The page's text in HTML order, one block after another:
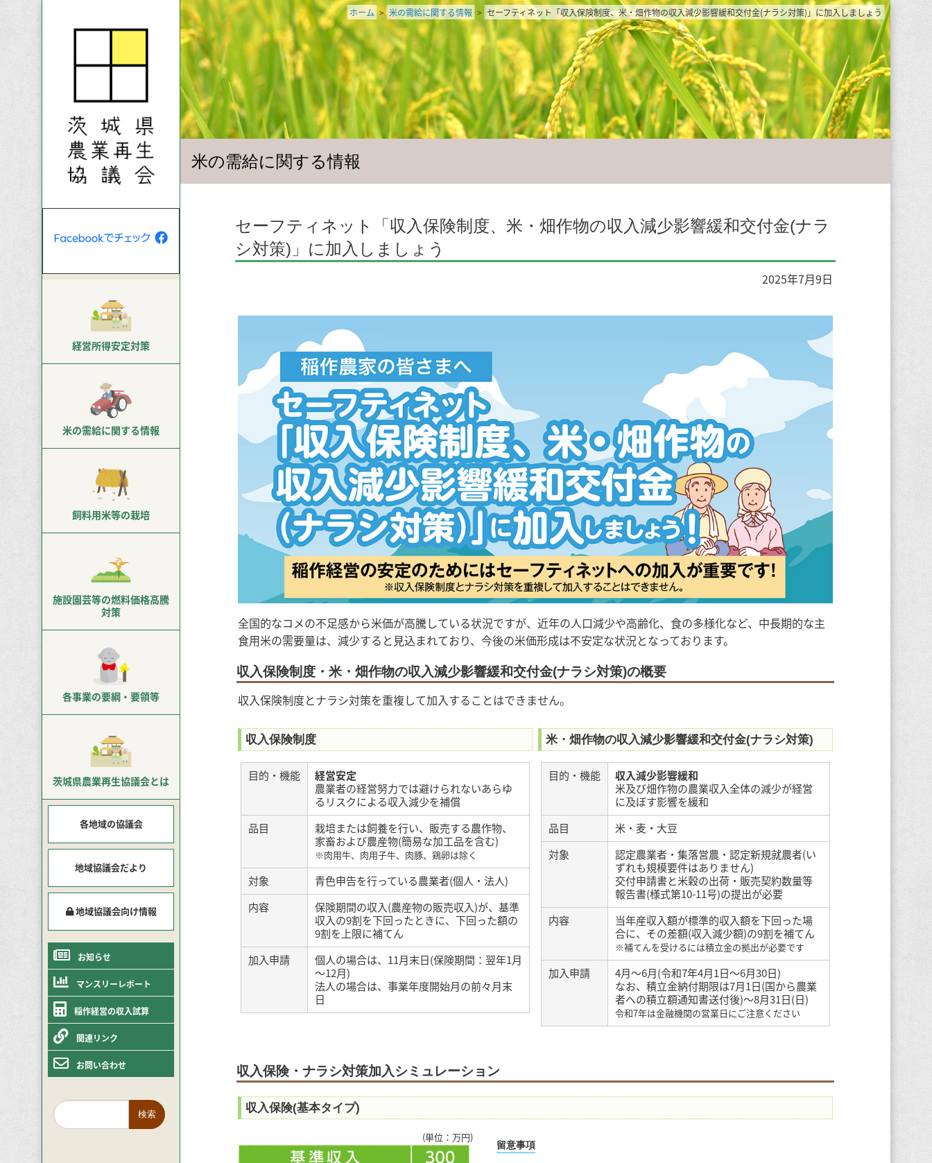
経営所得安定対策
米の需給に関する情報
飼料用米等の栽培
施設園芸等の燃料価格高騰
対策
各事業の要綱・要領等
茨城県農業再生協議会とは
各地域の協議会
地域協議会だより
地域協議会向け情報
お知らせ
マンスリーレポート
稲作経営の収入試算
関連リンク
お問い合わせ
ホーム > 米の需給に関する情報 > セーフティネット「収入保険制度、米・畑作物の収入減少影響緩和交付金(ナラシ対策)」に加入しましょう
米の需給に関する情報
セーフティネット「収入保険制度、米・畑作物の収入減少影響緩和交付金(ナラ
シ対策)」に加入しましょう
2025年7月9日
全国的なコメの不足感から米価が高騰している状況ですが、近年の人口減少や高齢化、食の多様化など、中長期的な主
食用米の需要量は、減少すると見込まれており、今後の米価形成は不安定な状況となっております。
収入保険制度・米・畑作物の収入減少影響緩和交付金(ナラシ対策)の概要
収入保険制度とナラシ対策を重複して加入することはできません。
収入保険制度
目的・機能
経営安定
農業者の経営努力では避けられないあらゆ
るリスクによる収入減少を補償
品目
栽培または飼養を行い、販売する農作物、
家畜および農産物(簡易な加工品を含む)
※肉用牛、肉用子牛、肉豚、鶏卵は除く
対象
青色申告を行っている農業者(個人・法人)
内容
保険期間の収入(農産物の販売収入)が、基準
収入の9割を下回ったときに、下回った額の
9割を上限に補てん
加入申請
個人の場合は、11月末日(保険期間：翌年1月
～12月)
法人の場合は、事業年度開始月の前々月末
日
米・畑作物の収入減少影響緩和交付金(ナラシ対策)
目的・機能
収入減少影響緩和
米及び畑作物の農業収入全体の減少が経営
に及ぼす影響を緩和
品目
米・麦・大豆
対象
認定農業者・集落営農・認定新規就農者(い
ずれも規模要件はありません)
交付申請書と米穀の出荷・販売契約数量等
報告書(様式第10-11号)の提出が必要
内容
当年産収入額が標準的収入額を下回った場
合に、その差額(収入減少額)の9割を補てん
※補てんを受けるには積立金の拠出が必要です
加入申請
4月～6月(令和7年4月1日～6月30日)
なお、積立金納付期限は7月1日(国から農業
者への積立額通知書送付後)～8月31日(日)
令和7年は金融機関の営業日にご注意ください
収入保険・ナラシ対策加入シミュレーション
収入保険(基本タイプ)
(単位：万円)
留意事項